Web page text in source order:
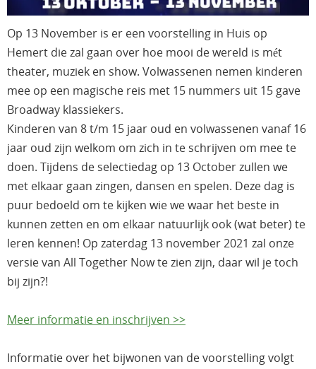
Op 13 November is er een voorstelling in Huis op
Hemert die zal gaan over hoe mooi de wereld is mét
theater, muziek en show. Volwassenen nemen kinderen
mee op een magische reis met 15 nummers uit 15 gave
Broadway klassiekers.
Kinderen van 8 t/m 15 jaar oud en volwassenen vanaf 16
jaar oud zijn welkom om zich in te schrijven om mee te
doen. Tijdens de selectiedag op 13 October zullen we
met elkaar gaan zingen, dansen en spelen. Deze dag is
puur bedoeld om te kijken wie we waar het beste in
kunnen zetten en om elkaar natuurlijk ook (wat beter) te
leren kennen! Op zaterdag 13 november 2021 zal onze
versie van All Together Now te zien zijn, daar wil je toch
bij zijn?!
Meer informatie en inschrijven >>
Informatie over het bijwonen van de voorstelling volgt